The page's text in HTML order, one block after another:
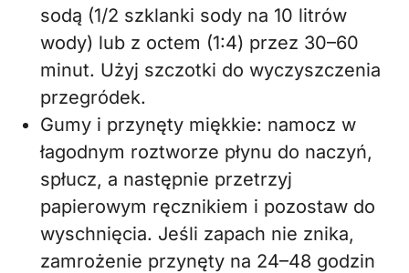
sodą (1/2 szklanki sody na 10 litrów
wody) lub z octem (1:4) przez 30–60
minut. Użyj szczotki do wyczyszczenia
przegródek.
Gumy i przynęty miękkie: namocz w
łagodnym roztworze płynu do naczyń,
spłucz, a następnie przetrzyj
papierowym ręcznikiem i pozostaw do
wyschnięcia. Jeśli zapach nie znika,
zamrożenie przynęty na 24–48 godzin